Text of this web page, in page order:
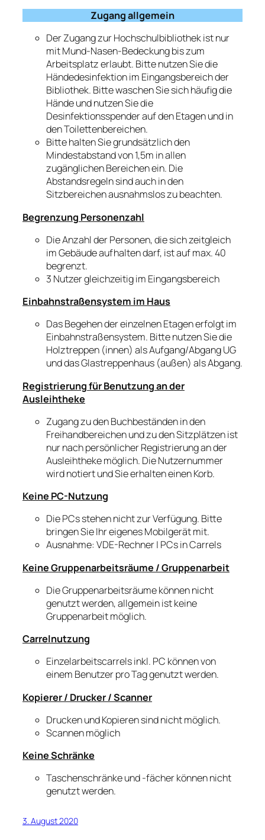
Zugang allgemein
Der Zugang zur Hochschulbibliothek ist nur
mit Mund-Nasen-Bedeckung bis zum
Arbeitsplatz erlaubt. Bitte nutzen Sie die
Händedesinfektion im Eingangsbereich der
Bibliothek. Bitte waschen Sie sich häufig die
Hände und nutzen Sie die
Desinfektionsspender auf den Etagen und in
den Toilettenbereichen.
Bitte halten Sie grundsätzlich den
Mindestabstand von 1,5m in allen
zugänglichen Bereichen ein. Die
Abstandsregeln sind auch in den
Sitzbereichen ausnahmslos zu beachten.
Begrenzung Personenzahl
Die Anzahl der Personen, die sich zeitgleich
im Gebäude aufhalten darf, ist auf max. 40
begrenzt.
3 Nutzer gleichzeitig im Eingangsbereich
Einbahnstraßensystem im Haus
Das Begehen der einzelnen Etagen erfolgt im
Einbahnstraßensystem. Bitte nutzen Sie die
Holztreppen (innen) als Aufgang/Abgang UG
und das Glastreppenhaus (außen) als Abgang.
Registrierung für Benutzung an der
Ausleihtheke
Zugang zu den Buchbeständen in den
Freihandbereichen und zu den Sitzplätzen ist
nur nach persönlicher Registrierung an der
Ausleihtheke möglich. Die Nutzernummer
wird notiert und Sie erhalten einen Korb.
Keine PC-Nutzung
Die PCs stehen nicht zur Verfügung. Bitte
bringen Sie Ihr eigenes Mobilgerät mit.
Ausnahme: VDE-Rechner | PCs in Carrels
Keine Gruppenarbeitsräume / Gruppenarbeit
Die Gruppenarbeitsräume können nicht
genutzt werden, allgemein ist keine
Gruppenarbeit möglich.
Carrelnutzung
Einzelarbeitscarrels inkl. PC können von
einem Benutzer pro Tag genutzt werden.
Kopierer / Drucker / Scanner
Drucken und Kopieren sind nicht möglich.
Scannen möglich
Keine Schränke
Taschenschränke und -fächer können nicht
genutzt werden.
3. August 2020